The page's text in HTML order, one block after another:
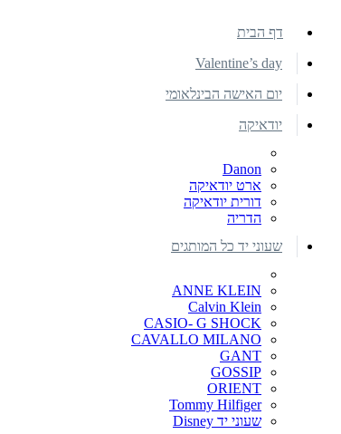
דף הבית
Valentine’s day
יום האישה הבינלאומי
יודאיקה
Danon
ארט יודאיקה
דורית יודאיקה
הדריה
שעוני יד כל המותגים
ANNE KLEIN
Calvin Klein
CASIO- G SHOCK
CAVALLO MILANO
GANT
GOSSIP
ORIENT
Tommy Hilfiger
שעוני יד Disney